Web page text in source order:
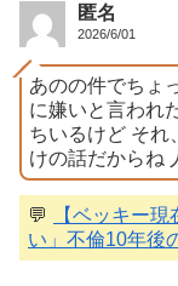
匿名
2026/6/01
あのの件でちょ
に嫌いと言われ
ちいるけど それ
けの話だからね
💬
【ベッキー
い」不倫10年後